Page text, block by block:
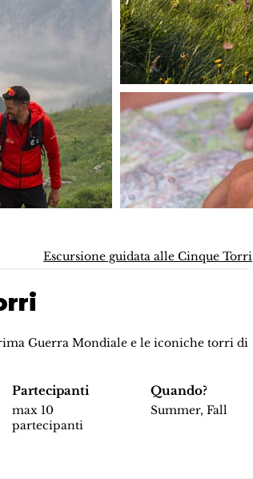
Escursione guidata alle Cinque Torri
Guerra Mondiale e le iconiche torri di
Partecipanti
max 10
partecipanti
Quando?
Summer, Fall